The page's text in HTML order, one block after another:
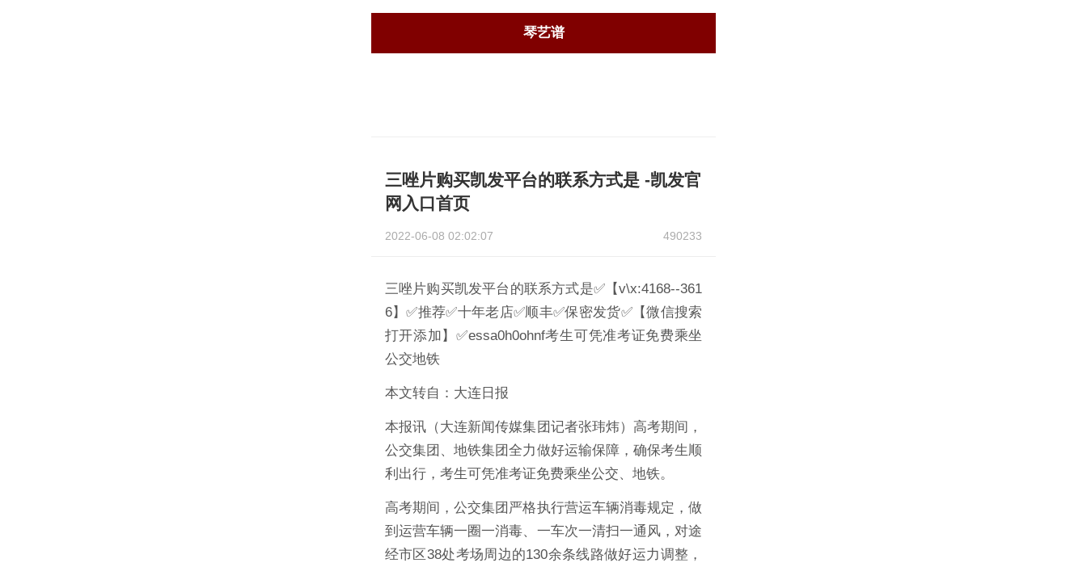
琴艺谱
三唑片购买凯发平台的联系方式是 -凯发官
网入口首页
2022-06-08 02:02:07 490233
三唑片购买凯发平台的联系方式是✅【v\x:4168--361
6】✅推荐✅十年老店✅顺丰✅保密发货✅【微信搜索
打开添加】✅essa0h0ohnf考生可凭准考证免费乘坐
公交地铁
本文转自：大连日报
本报讯（大连新闻传媒集团记者张玮炜）高考期间，
公交集团、地铁集团全力做好运输保障，确保考生顺
利出行，考生可凭准考证免费乘坐公交、地铁。
高考期间，公交集团严格执行营运车辆消毒规定，做
到运营车辆一圈一消毒、一车次一清扫一通风，对途
经市区38处考场周边的130余条线路做好运力调整，